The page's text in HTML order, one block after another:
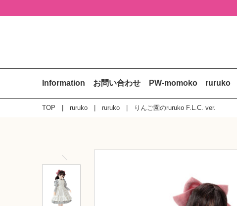
Information お問い合わせ PW-momoko ruruko
TOP ruruko ruruko りんご園のruruko F.L.C. ver.